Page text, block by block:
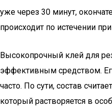
уже через 30 минут,
происходит по истечении
Высокопрочный клей для
эффективным средством.
часто. По сути, состав
который растворяется в